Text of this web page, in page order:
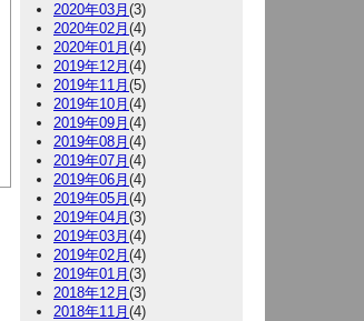
2020年03月 (3)
2020年02月 (4)
2020年01月 (4)
2019年12月 (4)
2019年11月 (5)
2019年10月 (4)
2019年09月 (4)
2019年08月 (4)
2019年07月 (4)
2019年06月 (4)
2019年05月 (4)
2019年04月 (3)
2019年03月 (4)
2019年02月 (4)
2019年01月 (3)
2018年12月 (3)
2018年11月 (4)